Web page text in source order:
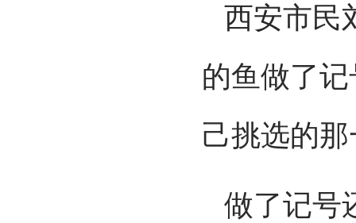
西安市民
的鱼做了
己挑选的
做了记号